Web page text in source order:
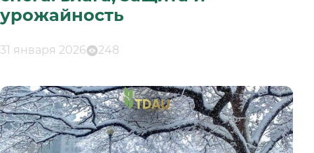
урожайность
31 января 2026 248